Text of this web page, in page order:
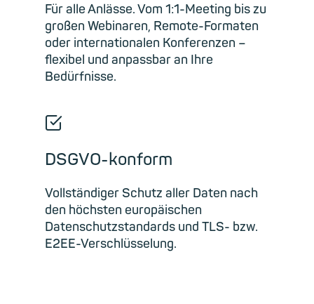
Für alle Anlässe. Vom 1:1-Meeting bis zu
großen Webinaren, Remote-Formaten
oder internationalen Konferenzen –
flexibel und anpassbar an Ihre
Bedürfnisse.
☑
DSGVO-konform
Vollständiger Schutz aller Daten nach
den höchsten europäischen
Datenschutzstandards und TLS- bzw.
E2EE-Verschlüsselung.